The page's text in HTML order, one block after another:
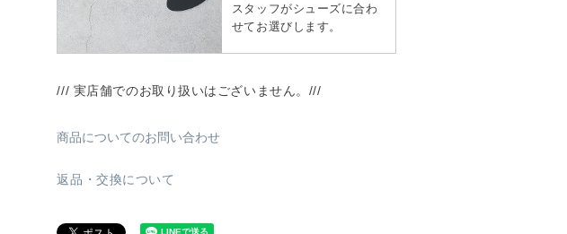
スタッフがシューズに合わ
せてお選びします。
/// 実店舗でのお取り扱いはございません。///
商品についてのお問い合わせ
返品・交換について